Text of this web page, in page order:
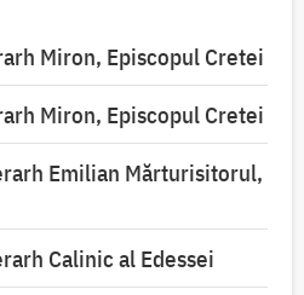
Miron, Episcopul Cretei
Miron, Episcopul Cretei
Emilian Mărturisitorul,
Calinic al Edessei